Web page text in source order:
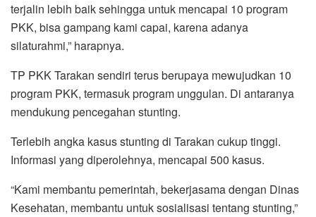
terjalin lebih baik sehingga untuk mencapai 10 program
PKK, bisa gampang kami capai, karena adanya
silaturahmi,” harapnya.
TP PKK Tarakan sendiri terus berupaya mewujudkan 10
program PKK, termasuk program unggulan. Di antaranya
mendukung pencegahan stunting.
Terlebih angka kasus stunting di Tarakan cukup tinggi.
Informasi yang diperolehnya, mencapai 500 kasus.
“Kami membantu pemerintah, bekerjasama dengan Dinas
Kesehatan, membantu untuk sosialisasi tentang stunting,”